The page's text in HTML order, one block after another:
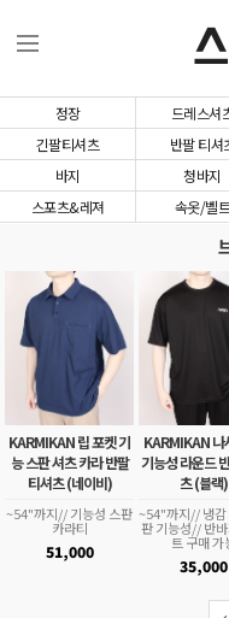
정장 드레스셔
긴팔티셔츠
반팔 티셔
바지
청바지
스포츠&레져
속옷/벨트
KARMIKAN 립 포켓 기
능 스판 셔츠 카라 반팔
티셔츠 (네이비)
~54"까지// 기능성 스판
카라티
51,000
KARMIKAN 나
기능성 라운드
츠 (블랙)
~54"까지// 냉감
판 기능성// 반
트 구매 가
35,000